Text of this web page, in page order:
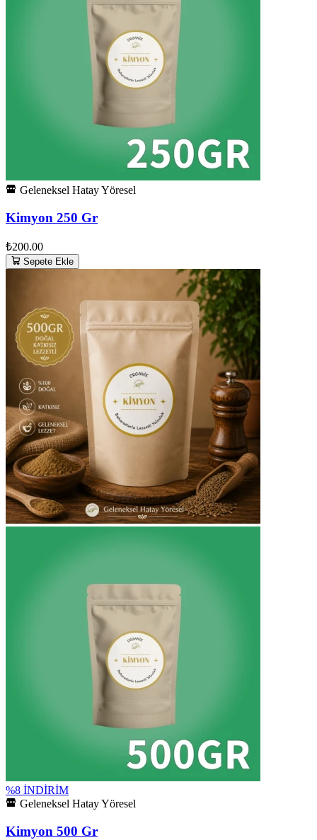
Geleneksel Hatay Yöresel
Kimyon 250 Gr
₺200.00
Sepete Ekle
%8 İNDİRİM
Geleneksel Hatay Yöresel
Kimyon 500 Gr